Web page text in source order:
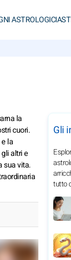
ASTROLOGICI
la
cuori.
la
altri e
sua vita.
Gli
tutto